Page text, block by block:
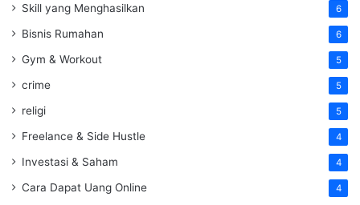
Skill yang Menghasilkan 6
Bisnis Rumahan 6
Gym & Workout 5
crime 5
religi 5
Freelance & Side Hustle 4
Investasi & Saham 4
Cara Dapat Uang Online 4